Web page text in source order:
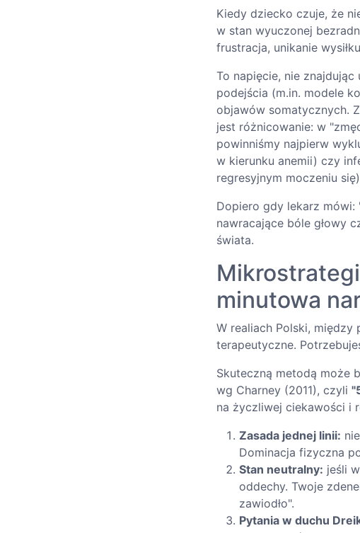
Kiedy dziecko czuje, że
w stan wyuczonej
frustracja, unikanie
To napięcie, nie
podejścia (m.in. modele
objawów somatycznych.
jest różnicowanie: w
powinniśmy najpierw
w kierunku anemii) czy
regresyjnym moczeniu
Dopiero gdy lekarz
nawracające bóle głowy
świata.
minutowa
W realiach Polski, między
terapeutyczne.
Skuteczną metodą może
wg Charney (2011), czyli
na życzliwej ciekawości i
Zasada jednej linii:
Dominacja fizyczna
Stan neutralny: jeśli
oddechy. Twoje
zawiodło".
Pytania w duchu